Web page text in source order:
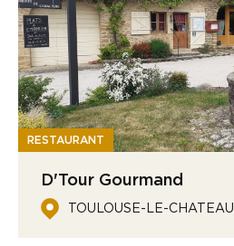
RESTAURANT
D'Tour Gourmand
TOULOUSE-LE-CHATEAU